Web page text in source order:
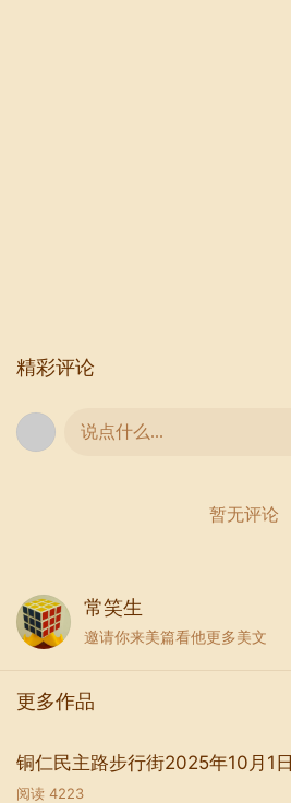
精彩评论
说点什么...
暂无评论
常笑生
邀请你来美篇看他更多美文
更多作品
铜仁民主路步行街2025年10月1日
阅读 4223